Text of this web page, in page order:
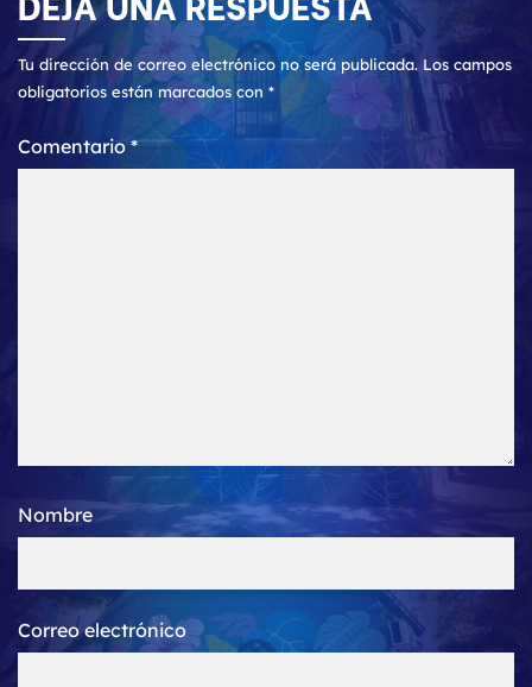
Tu dirección de correo electrónico no será publicada. Los campos
obligatorios están marcados con *
Comentario *
Nombre
Correo electrónico